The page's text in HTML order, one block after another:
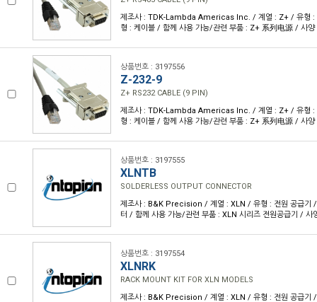
제조사 : TDK-Lambda Americas Inc. / 계열 : Z+ / 유형 :
형 : 케이블 / 함께 사용 가능/관련 부품 : Z+ 系列电源 / 사양
상품번호 : 3197556
Z-232-9
Z+ RS232 CABLE (9 PIN)
제조사 : TDK-Lambda Americas Inc. / 계열 : Z+ / 유형 :
형 : 케이블 / 함께 사용 가능/관련 부품 : Z+ 系列电源 / 사양
상품번호 : 3197555
XLNTB
SOLDERLESS OUTPUT CONNECTOR
제조사 : B&K Precision / 계열 : XLN / 유형 : 전원 공급기 /
터 / 함께 사용 가능/관련 부품 : XLN 시리즈 전원공급기 / 사
상품번호 : 3197554
XLNRK
RACK MOUNT KIT FOR XLN MODELS
제조사 : B&K Precision / 계열 : XLN / 유형 : 전원 공급기 /